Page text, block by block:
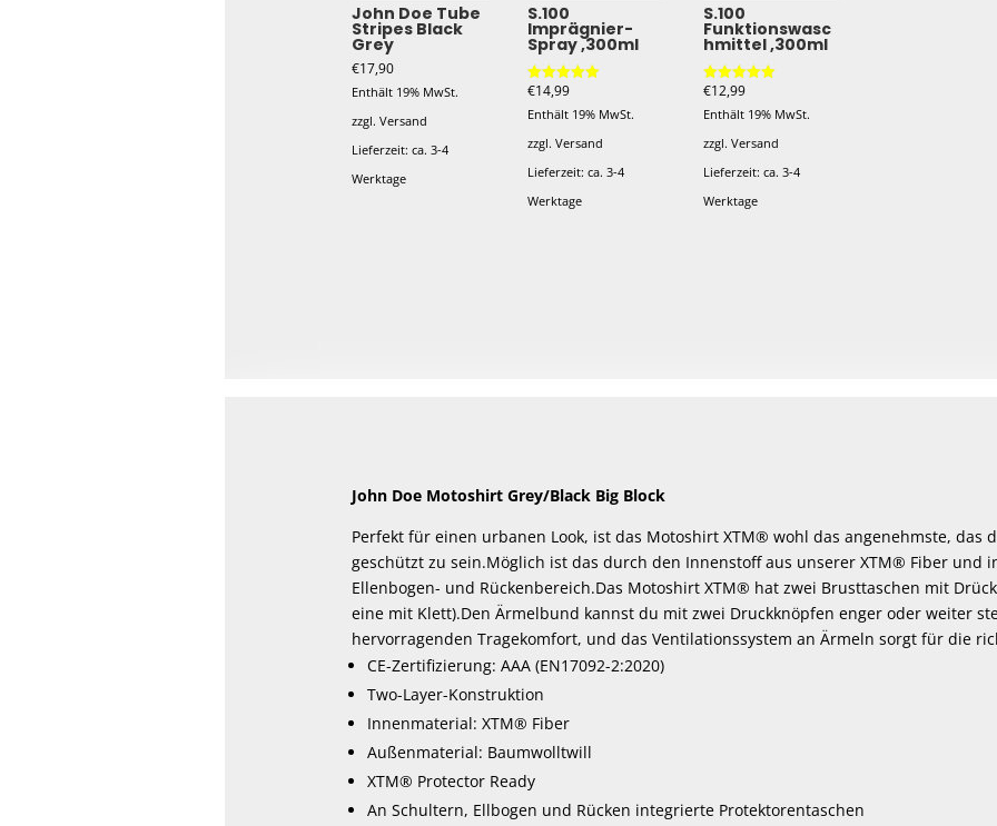
John Doe Tube
Stripes Black
Grey
€17,90
Enthält 19% MwSt.
zzgl. Versand
Lieferzeit: ca. 3-4
Werktage
S.100
Imprägnier-
Spray ,300ml
Bewertet mit
von 5
€14,99
Enthält 19% MwSt.
zzgl. Versand
Lieferzeit: ca. 3-4
Werktage
S.100
Funktionswasc
hmittel ,300ml
Bewertet mit
von 5
€12,99
Enthält 19% MwSt.
zzgl.Versand
Lieferzeit: ca. 3-4
Werktage
John Doe Motoshirt Grey/Black Big Block
Perfekt für einen urbanen Look, ist das Motoshirt XTM® wohl das angenehmste, das
geschützt zu sein.Möglich ist das durch den Innenstoff aus unserer XTM® Fiber und
Ellenbogen- und Rückenbereich.Das Motoshirt XTM® hat zwei Brusttaschen mit
eine mit Klett).Den Ärmelbund kannst du mit zwei Druckknöpfen enger oder weiter
hervorragenden Tragekomfort, und das Ventilationssystem an Ärmeln sorgt für die
CE-Zertifizierung: AAA (EN17092-2:2020)
Two-Layer-Konstruktion
Innenmaterial: XTM® Fiber
Außenmaterial: Baumwolltwill
XTM® Protector Ready
An Schultern, Ellbogen und Rücken integrierte Protektorentaschen